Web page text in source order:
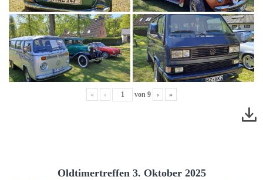
« ‹ von 9 › »
Oldtimertreffen 3. Oktober 2025